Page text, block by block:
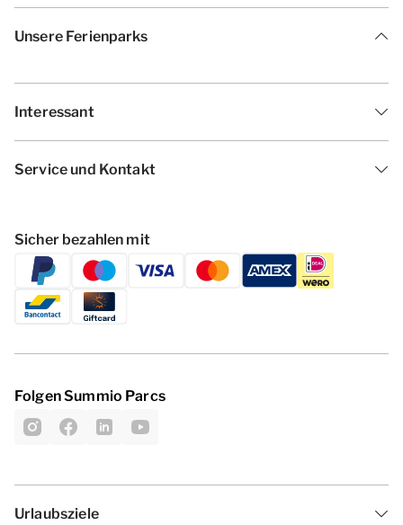
Unsere Ferienparks
Interessant
Service und Kontakt
Sicher bezahlen mit
Folgen Summio Parcs
Urlaubsziele